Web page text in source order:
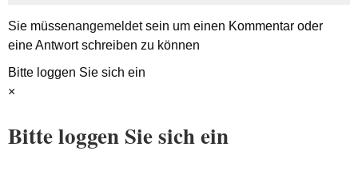
Sie müssenangemeldetsein um einen Kommentar oder
eine Antwort schreiben zu können
Bitte loggen Sie sich ein
×
Bitte loggen Sie sich ein